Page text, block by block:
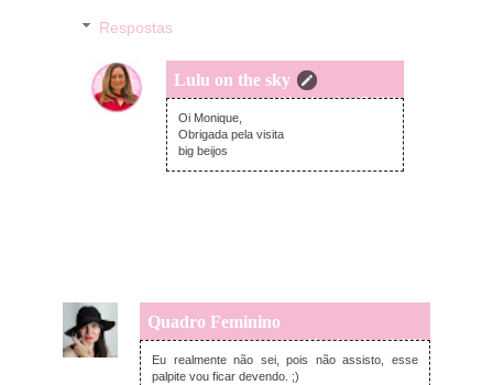
Respostas
Lulu on the sky
quarta-feira, dezembro 17, 2014
Oi Monique,
Obrigada pela visita
big beijos
Quadro Feminino
terça-feira, dezembro 16, 2014
Eu realmente não sei, pois não assisto, esse
palpite vou ficar devendo. ;)